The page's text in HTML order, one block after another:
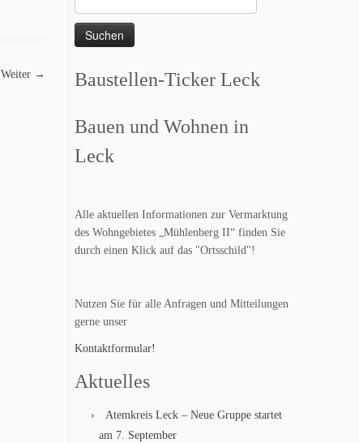
Weiter →
nach:
Baustellen-Ticker Leck
Bauen und Wohnen in
Leck
Alle aktuellen Informationen zur Vermarktung
des Wohngebietes „Mühlenberg II“ finden Sie
durch einen Klick auf das "Ortsschild"!
Nutzen Sie für alle Anfragen und Mitteilungen
gerne unser
Kontaktformular!
Aktuelles
Atemkreis Leck – Neue Gruppe startet
am 7. September